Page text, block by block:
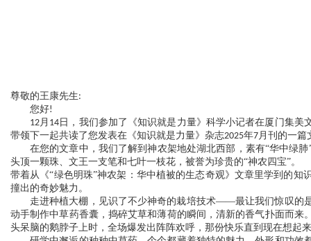
尊敬的王康先生:
您好!
12月 14 日，我们参加了《知识就是力量》科学小记者在厦门集美
带领下一起共读了 您发表在《知识就是力量》杂志2025年7月刊的一篇
在您的文章中，我们 了解到神农架地处湖北西部，素有“华中绿
头顶一颗珠、文王一支笔和七叶一枝花，被誉为珍贵的“神农四宝”。
带着从《“绿色明珠”神农架：华中植被的生态奇观》文章里学到的知
撞出的奇妙魅力。
走进种植大棚，见识了不少神奇的栽培技术——最让我们惊叹的
动手制作中草药香囊，捣碎艾草和薄荷的瞬间，清新的香气扑面而
头呆脑的鹅脖子上时，全场爆发出阵阵欢呼，那份快乐直到现在想起